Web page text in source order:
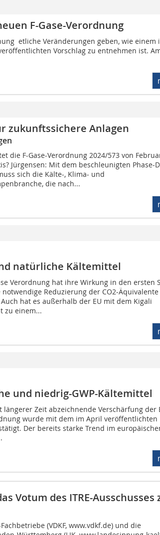
F-Gase-Verordnung
etliche Veränderungen geben, wie einem
Vorschlag zu entnehmen ist.
zukunftssichere Anlagen
die F-Gase-Verordnung 2024/573 von
Jürgensen: Mit dem beschleunigten Phase-
sich die Kälte-, Klima- und
die nach...
natürliche Kältemittel
Verordnung hat ihre Wirkung in den ersten
notwendige Reduzierung der CO2-
hat es außerhalb der EU mit dem Kigali
zu einem...
und niedrig-GWP-Kältemittel
längerer Zeit abzeichnende Verschärfung der
wurde mit dem im April veröffentlichten
Der bereits starke Trend im
Votum des ITRE-Ausschusses
(VDKF, www.vdkf.de) und die